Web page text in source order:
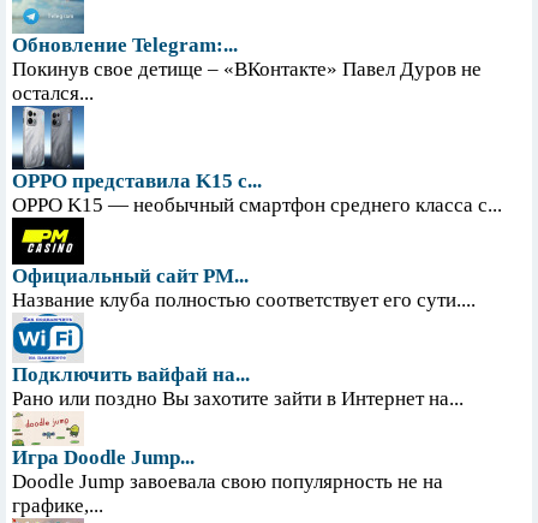
Обновление Telegram:...
Покинув свое детище – «ВКонтакте» Павел Дуров не
остался...
OPPO представила K15 с...
OPPO K15 — необычный смартфон среднего класса с...
Официальный сайт PM...
Название клуба полностью соответствует его сути....
Подключить вайфай на...
Рано или поздно Вы захотите зайти в Интернет на...
Игра Doodle Jump...
Doodle Jump завоевала свою популярность не на
графике,...